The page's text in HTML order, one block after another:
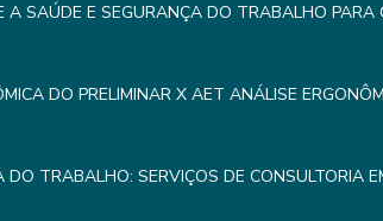
A SAÚDE E SEGURANÇA DO TRABALHO
DO PRELIMINAR X AET ANÁLISE
TRABALHO: SERVIÇOS DE CONSULTORIA